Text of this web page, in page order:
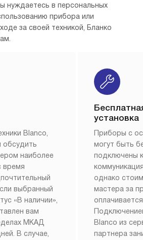
нуждаетесь в персональных
прибора или
за своей техникой, Бланко
Blanco,
наиболее
время
выбранный
«В наличии»,
вам
МКАД
В случае,
установка
Приборы с
могут быть
подключены
однако
мастера за
Blanco из
партнера